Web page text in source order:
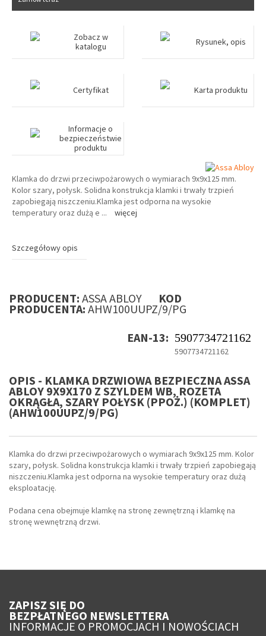
Zobacz w
katalogu
Rysunek, opis
Certyfikat Karta produktu
Informacje o
bezpieczeństwie
produktu
Klamka do drzwi przeciwpożarowych o wymiarach 9x9x125 mm.
Kolor szary, połysk. Solidna konstrukcja klamki i trwały trzpień
zapobiegają niszczeniu.Klamka jest odporna na wysokie
temperatury oraz dużą e ... więcej
Szczegółowy opis
PRODUCENT: ASSA ABLOY KOD
PRODUCENTA: AHW100UUPZ/9/PG
EAN-13: 5907734721162
5907734721162
OPIS - KLAMKA DRZWIOWA BEZPIECZNA ASSA
ABLOY 9X9X170 Z SZYLDEM WB, ROZETA
OKRĄGŁA, SZARY POŁYSK (PPOŻ.) (KOMPLET)
(AHW100UUPZ/9/PG)
Klamka do drzwi przeciwpożarowych o wymiarach 9x9x125 mm. Kolor
szary, połysk. Solidna konstrukcja klamki i trwały trzpień zapobiegają
niszczeniu.Klamka jest odporna na wysokie temperatury oraz dużą
eksploatację.
Podana cena obejmuje klamkę na stronę zewnętrzną i klamkę na
stronę wewnętrzną drzwi.
ZAPISZ SIĘ DO
BEZPŁATNEGO NEWSLETTERA
INFORMACJE O PROMOCJACH I NOWOŚCIACH